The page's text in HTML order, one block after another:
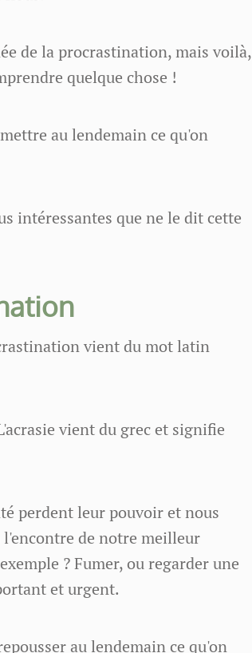
de la procrastination, mais voilà,
quelque chose !
au lendemain ce qu'on
intéressantes que ne le dit cette
vient du mot latin
vient du grec et signifie
perdent leur pouvoir et nous
l'encontre de notre meilleur
? Fumer, ou regarder une
et urgent.
au lendemain ce qu'on